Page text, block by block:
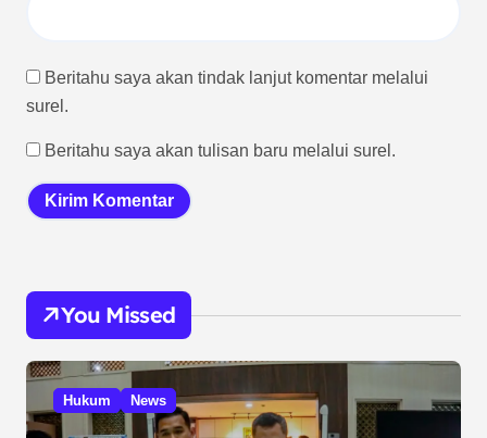
Beritahu saya akan tindak lanjut komentar melalui
surel.
Beritahu saya akan tulisan baru melalui surel.
You Missed
Hukum News